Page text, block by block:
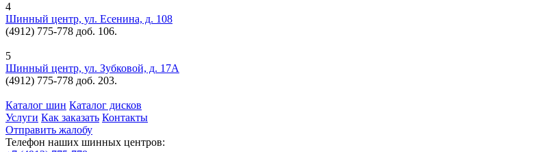
4
Шинный центр, ул. Есенина, д. 108
(4912) 775-778 доб. 106.
5
Шинный центр, ул. Зубковой, д. 17А
(4912) 775-778 доб. 203.
Каталог шин Каталог дисков
Услуги Как заказать Контакты
Отправить жалобу
Телефон наших шинных центров: